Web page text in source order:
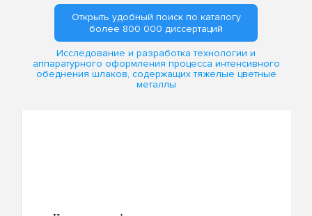
Открыть удобный поиск по каталогу
более 800 000 диссертаций
Исследование и разработка технологии и
аппаратурного оформления процесса интенсивного
обеднения шлаков, содержащих тяжелые цветные
металлы